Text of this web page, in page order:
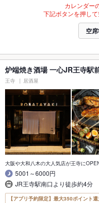
カレンダー
下記ボタンを押して
空
炉端焼き酒場 一心JR王寺駅
王寺 居酒屋
大阪や大和八木の大人気店が王寺に
5001～6000円
JR王寺駅南口より徒歩約4分
【アプリ予約限定】最大350ポイント